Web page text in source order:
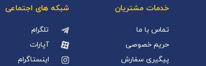
خدمات مشتریان
تماس با ما
حریم خصوصی
پیگیری سفارش
شبکه های اجتماعی
تلگرام
آپارات
اینستاگرام